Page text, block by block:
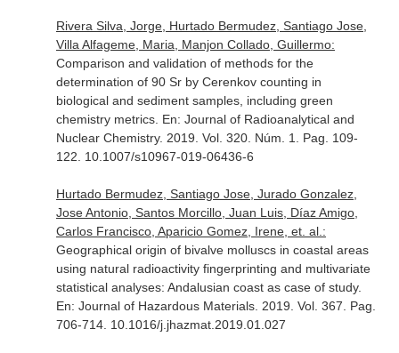
Rivera Silva, Jorge, Hurtado Bermudez, Santiago Jose,
Villa Alfageme, Maria, Manjon Collado, Guillermo:
Comparison and validation of methods for the
determination of 90 Sr by Cerenkov counting in
biological and sediment samples, including green
chemistry metrics. En: Journal of Radioanalytical and
Nuclear Chemistry. 2019. Vol. 320. Núm. 1. Pag. 109-
122. 10.1007/s10967-019-06436-6
Hurtado Bermudez, Santiago Jose, Jurado Gonzalez,
Jose Antonio, Santos Morcillo, Juan Luis, Díaz Amigo,
Carlos Francisco, Aparicio Gomez, Irene, et. al.:
Geographical origin of bivalve molluscs in coastal areas
using natural radioactivity fingerprinting and multivariate
statistical analyses: Andalusian coast as case of study.
En: Journal of Hazardous Materials. 2019. Vol. 367. Pag.
706-714. 10.1016/j.jhazmat.2019.01.027